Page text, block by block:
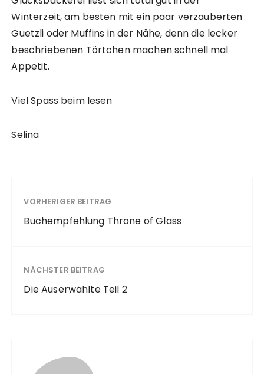
Winterzeit, am besten mit ein paar verzauberten
Guetzli oder Muffins in der Nähe, denn die lecker
beschriebenen Törtchen machen schnell mal
Appetit.
Viel Spass beim lesen
Selina
VORHERIGER BEITRAG
Buchempfehlung Throne of Glass
NÄCHSTER BEITRAG
Die Auserwählte Teil 2